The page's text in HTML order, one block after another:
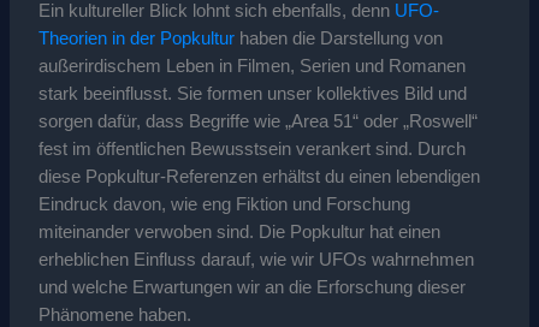
Ein kultureller Blick lohnt sich ebenfalls, denn UFO-
Theorien in der Popkulturhaben die Darstellung von
außerirdischem Leben in Filmen, Serien und Romanen
stark beeinflusst. Sie formen unser kollektives Bild und
sorgen dafür, dass Begriffe wie „Area 51“ oder „Roswell“
fest im öffentlichen Bewusstsein verankert sind. Durch
diese Popkultur-Referenzen erhältst du einen lebendigen
Eindruck davon, wie eng Fiktion und Forschung
miteinander verwoben sind. Die Popkultur hat einen
erheblichen Einfluss darauf, wie wir UFOs wahrnehmen
und welche Erwartungen wir an die Erforschung dieser
Phänomene haben.